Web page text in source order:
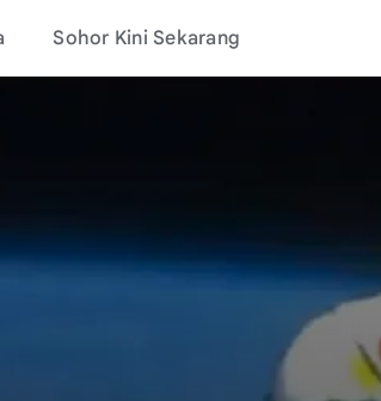
Sohor Kini Sekarang